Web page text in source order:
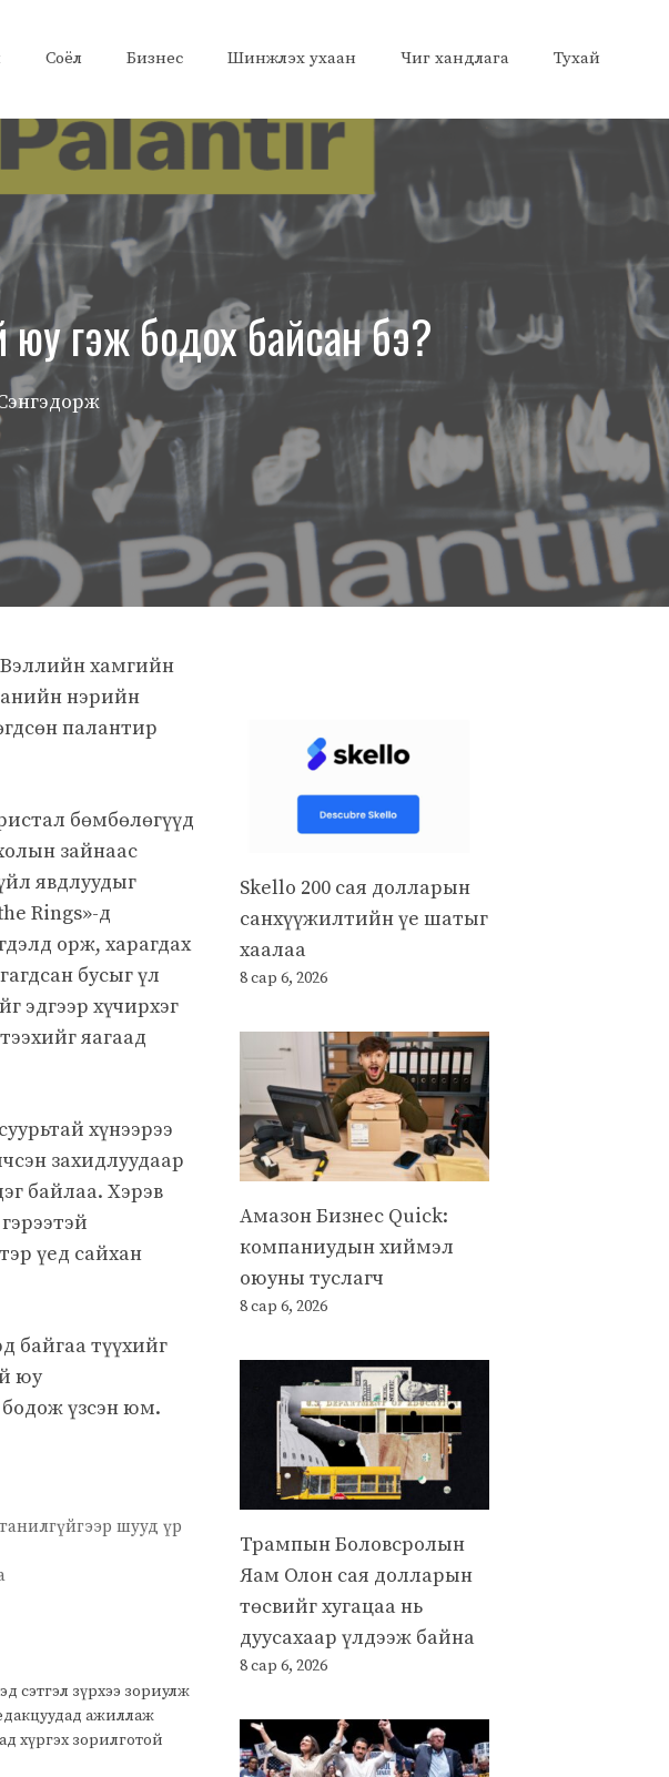
Соёл Бизнес Шинжлэх ухаан Чиг хандлага Тухай
гэж бодох байсан бэ?
хамгийн
нэрийн
палантир
бөмбөлөгүүд
зайнаас
явдлуудыг
Rings»-д
орж, харагдах
бусыг үл
эдгээр хүчирхэг
яагаад
хүнээрээ
захидлуудаар
байлаа. Хэрэв
үед сайхан
байгаа түүхийг
юу
үзсэн юм.
шууд үр
сэтгэл зүрхээ зориулж
ажиллаж
хүргэх зорилготой
Skello 200 сая долларын
санхүүжилтийн үе шатыг
хаалаа
8 сар 6, 2026
Амазон Бизнес Quick:
компаниудын хиймэл
оюуны туслагч
8 сар 6, 2026
Трампын Боловсролын
Яам Олон сая долларын
төсвийг хугацаа нь
дуусахаар үлдээж байна
8 сар 6, 2026